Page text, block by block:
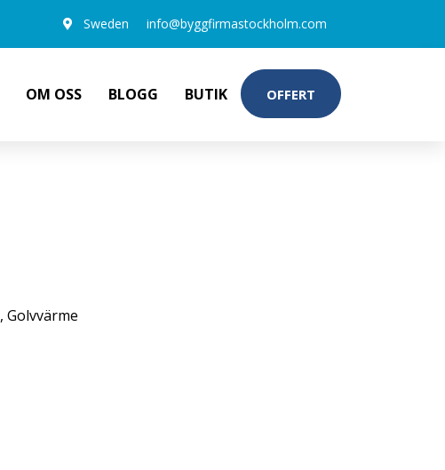
Sweden info@byggfirmastockholm.com
OM OSS BLOGG BUTIK OFFERT
, Golvvärme